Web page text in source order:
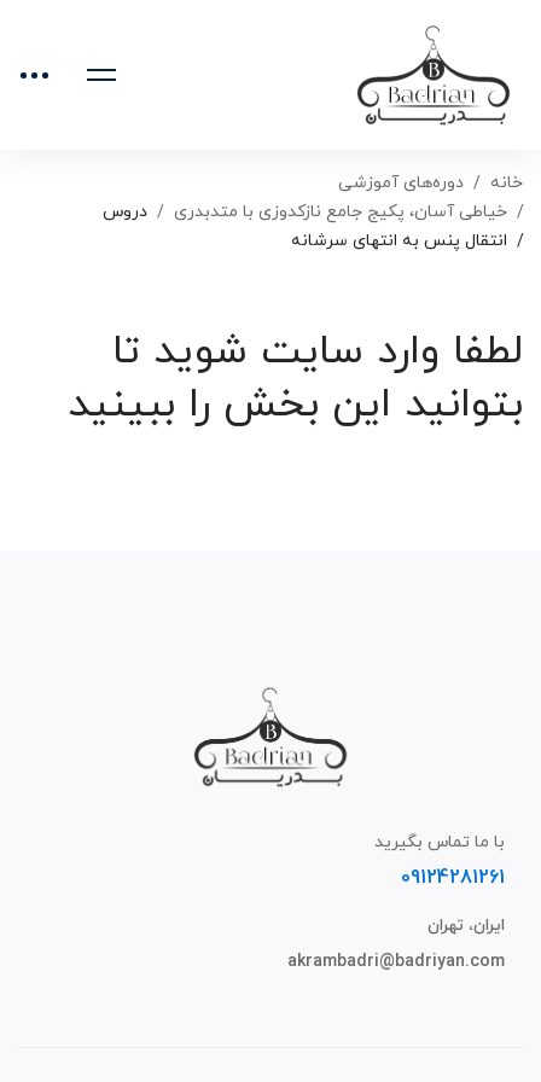
خانه
دوره‌های آموزشی
خیاطی آسان، پکیج جامع نازکدوزی با متدبدری
دروس
انتقال پنس به انتهای سرشانه
لطفا وارد سایت شوید تا
بتوانید این بخش را ببینید
با ما تماس بگیرید
09124281261
ایران، تهران
akrambadri@badriyan.com